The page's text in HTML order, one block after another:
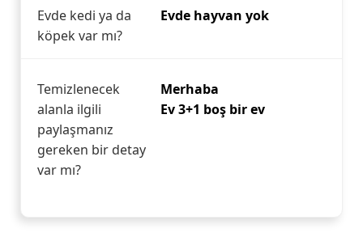
Evde kedi ya da
köpek var mı?
Evde hayvan yok
Temizlenecek
alanla ilgili
paylaşmanız
gereken bir detay
var mı?
Merhaba
Ev 3+1 boş bir ev